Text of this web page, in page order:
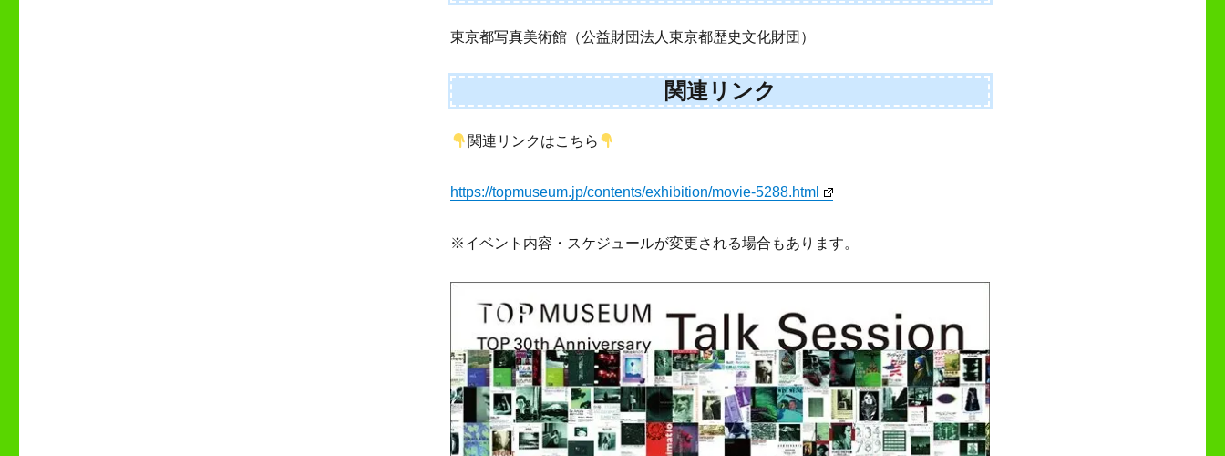
東京都写真美術館（公益財団法人東京都歴史文化財団）
関連リンク
関連リンクはこちら
https://topmuseum.jp/contents/exhibition/movie-5288.html
※イベント内容・スケジュールが変更される場合もあります。